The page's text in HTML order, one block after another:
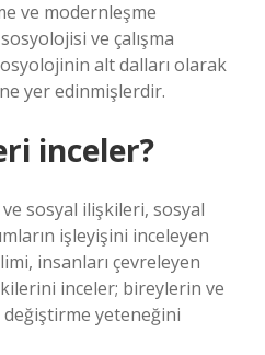
ve modernleşme
ve çalışma
alt dalları olarak
yer edinmişlerdir.
inceler?
sosyal ilişkileri, sosyal
işleyişini inceleyen
insanları çevreleyen
inceler; bireylerin ve
yeteneğini